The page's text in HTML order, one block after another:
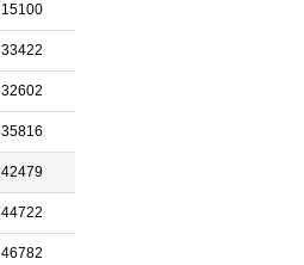
15100
33422
32602
35816
42479
44722
46782